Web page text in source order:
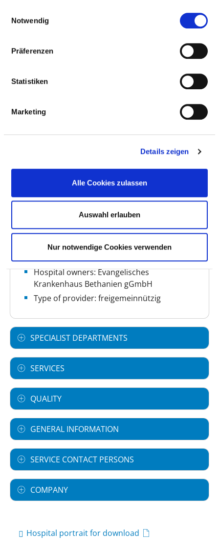
Notwendig
Präferenzen
Statistiken
Marketing
Details zeigen
Alle Cookies zulassen
Auswahl erlauben
Nur notwendige Cookies verwenden
http://www.odebrecht-stiftung.de
Further locations
Number of inpatient cases: 2.505
Number of partial inpatient cases: 473
Number of outpatient cases: 13.399
Hospital owners: Evangelisches
Krankenhaus Bethanien gGmbH
Type of provider: freigemeinnützig
SPECIALIST DEPARTMENTS
SERVICES
QUALITY
GENERAL INFORMATION
SERVICE CONTACT PERSONS
COMPANY
Hospital portrait for download